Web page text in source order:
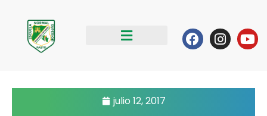
contenido
Facebook
julio 12, 2017